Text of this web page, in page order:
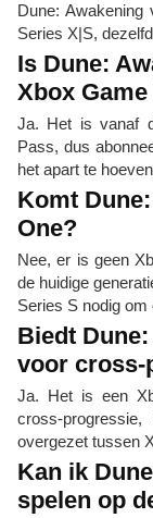
Dune: Awakening
Series X|S,
Is Dune:
Xbox
Ja. Het is vanaf
Pass, dus
het apart te
Komt
One?
Nee, er is geen
de huidige
Series S nodig om
Biedt
voor cross-
Ja. Het is een
cross-
overgezet tussen
Kan ik
spelen op